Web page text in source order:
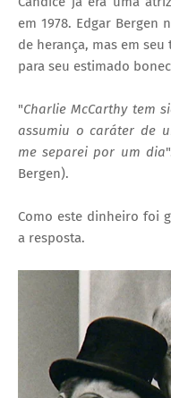
em 1978. Edgar Bergen
de herança, mas em
para seu estimado
"Charlie McCarthy tem
assumiu o caráter de
me separei por um dia
Bergen).
Como este dinheiro foi
a resposta.